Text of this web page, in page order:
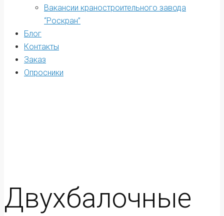
Вакансии краностроительного завода
“Роскран”
Блог
Контакты
Заказ
Опросники
Двухбалочные